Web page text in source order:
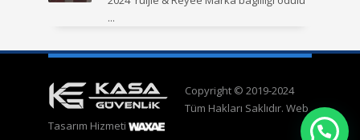
...
Copyright © 2019-2024
Tüm Hakları Saklıdır. Web
Tasarım Hizmeti